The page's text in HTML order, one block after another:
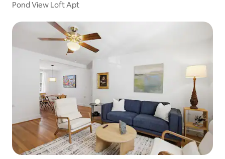
Pond View Loft Apt